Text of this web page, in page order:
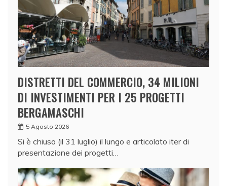
DISTRETTI DEL COMMERCIO, 34 MILIONI
DI INVESTIMENTI PER I 25 PROGETTI
BERGAMASCHI
5 Agosto 2026
Si è chiuso (il 31 luglio) il lungo e articolato iter di
presentazione dei progetti…